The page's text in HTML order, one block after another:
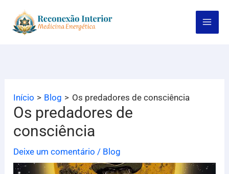
para
Início Blog Os predadores de consciência
Os predadores de
consciência
Deixe um comentário / Blog